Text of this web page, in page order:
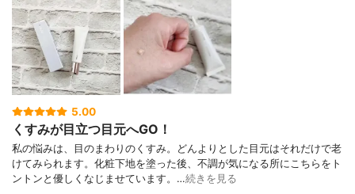
5.00
くすみが目立つ目元へGO！
私の悩みは、目のまわりのくすみ。どんよりとした目元はそれだけで老
けてみられます。化粧下地を塗った後、不調が気になる所にこちらをト
ントンと優しくなじませています。…続きを見る